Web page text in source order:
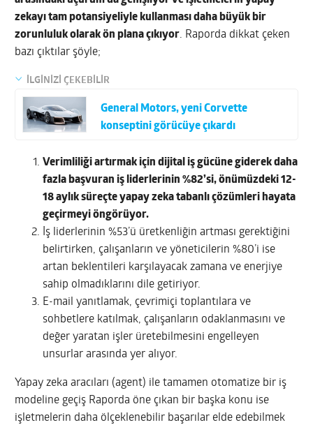
zekayı tam potansiyeliyle kullanması daha büyük bir
zorunluluk olarak ön plana çıkıyor. Raporda dikkat çeken
bazı çıktılar şöyle;
İLGİNİZİ ÇEKEBİLİR
General Motors, yeni Corvette
konseptini görücüye çıkardı
Verimliliği artırmak için dijital iş gücüne giderek daha
fazla başvuran iş liderlerinin %82’si, önümüzdeki 12-
18 aylık süreçte yapay zeka tabanlı çözümleri hayata
geçirmeyi öngörüyor.
İş liderlerinin %53’ü üretkenliğin artması gerektiğini
belirtirken, çalışanların ve yöneticilerin %80’i ise
artan beklentileri karşılayacak zamana ve enerjiye
sahip olmadıklarını dile getiriyor.
E-mail yanıtlamak, çevrimiçi toplantılara ve
sohbetlere katılmak, çalışanların odaklanmasını ve
değer yaratan işler üretebilmesini engelleyen
unsurlar arasında yer alıyor.
Yapay zeka aracıları (agent) ile tamamen otomatize bir iş
modeline geçiş Raporda öne çıkan bir başka konu ise
işletmelerin daha ölçeklenebilir başarılar elde edebilmek